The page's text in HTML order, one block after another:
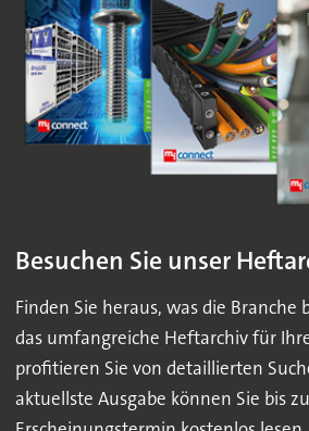
Besuchen Sie unser
Finden Sie heraus, was die Branche
das umfangreiche Heftarchiv für
profitieren Sie von detaillierten
aktuellste Ausgabe können Sie bis